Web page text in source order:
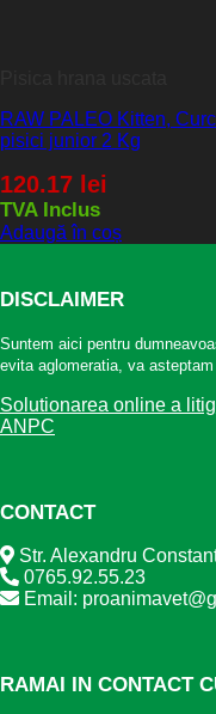
RAW PALEO Kitten,
pisici junior 2 Kg
120.17 lei
TVA Inclus
Adaugă în coș
DISCLAIMER
Suntem aici pentru
evita aglomeratia, va
Solutionarea online a
ANPC
CONTACT
Str. Alexandru
0765.92.55.23
Email:
RAMAI IN CONTACT